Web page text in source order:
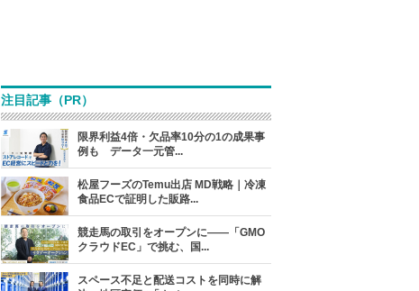
注目記事（PR）
限界利益4倍・欠品率10分の1の成果事
例も データ一元管...
松屋フーズのTemu出店 MD戦略｜冷凍
食品ECで証明した販路...
競走馬の取引をオープンに――「GMO
クラウドEC」で挑む、国...
スペース不足と配送コストを同時に解